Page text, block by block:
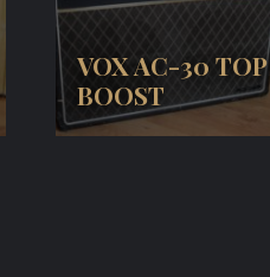
VOX AC-30 TOP
BOOST